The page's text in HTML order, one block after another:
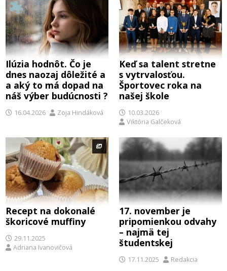
Ilúzia hodnôt. Čo je
dnes naozaj dôležité a
a aký to má dopad na
náš výber budúcnosti ?
16.04.2026 Zoja Hindáková
Keď sa talent stretne
s vytrvalosťou.
Športovec roka na
našej škole
10.03.2026
Viktória Galčeková
Recept na dokonalé
škoricové muffiny
29.11.2025
Adriana Ivanovičová
17. november je
pripomienkou odvahy
– najmä tej
študentskej
17.11.2025 Redakcia